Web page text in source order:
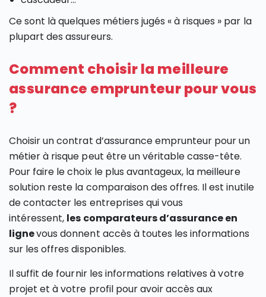
Ce sont là quelques métiers jugés « à risques » par la
plupart des assureurs.
Comment choisir la meilleure
assurance emprunteur pour vous
?
Choisir un contrat d’assurance emprunteur pour un
métier à risque peut être un véritable casse-tête.
Pour faire le choix le plus avantageux, la meilleure
solution reste la comparaison des offres. Il est inutile
de contacter les entreprises qui vous
intéressent, les comparateurs d’assurance en
lignevous donnent accès à toutes les informations
sur les offres disponibles.
Il suffit de fournir les informations relatives à votre
projet et à votre profil pour avoir accès aux